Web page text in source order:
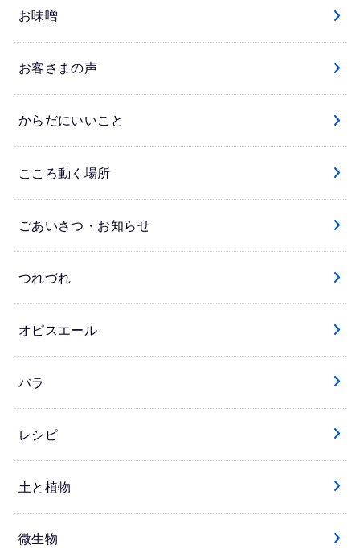
お味噌
お客さまの声
からだにいいこと
こころ動く場所
ごあいさつ・お知らせ
つれづれ
オピスエール
バラ
レシピ
土と植物
微生物